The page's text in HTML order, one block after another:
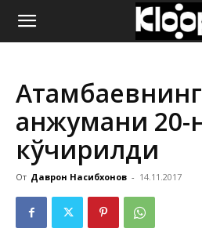
ҚИРҒИЗИСТОН
ЯНГИЛИКЛАРИ
анжумани 20-
кўчирилди
От Даврон Насибхонов - 14.11.2017